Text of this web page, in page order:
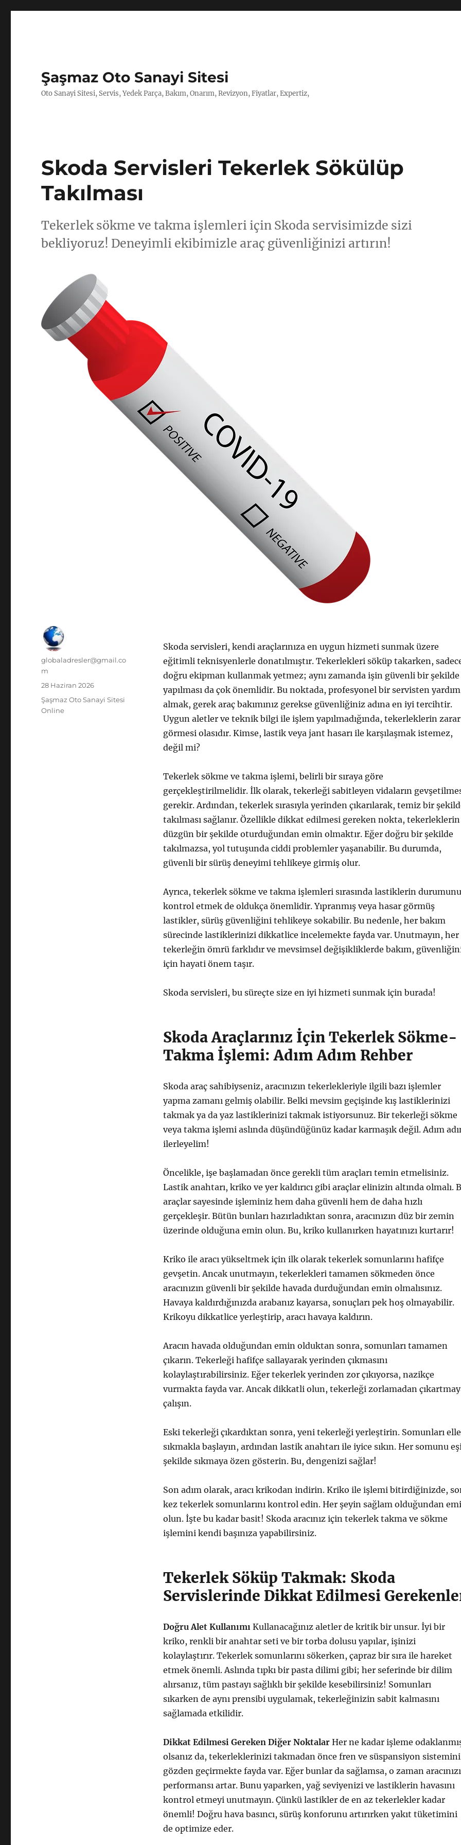
Şaşmaz Oto Sanayi Sitesi
Oto Sanayi Sitesi, Servis, Yedek Parça, Bakım, Onarım, Revizyon, Fiyatlar, Expertiz,
Skoda Servisleri Tekerlek Sökülüp
Takılması
Tekerlek sökme ve takma işlemleri için Skoda servisimizde sizi
bekliyoruz! Deneyimli ekibimizle araç güvenliğinizi artırın!
Skoda servisleri, kendi araçlarınıza en uygun hizmeti sunmak üzere
eğitimli teknisyenlerle donatılmıştır. Tekerlekleri söküp takarken,
doğru ekipman kullanmak yetmez; aynı zamanda işin güvenli bir şekilde
yapılması da çok önemlidir. Bu noktada, profesyonel bir servisten yardım
almak, gerek araç bakımınız gerekse güvenliğiniz adına en iyi tercihtir.
Uygun aletler ve teknik bilgi ile işlem yapılmadığında, tekerleklerin zarar
görmesi olasıdır. Kimse, lastik veya jant hasarı ile karşılaşmak istemez,
değil mi?
Tekerlek sökme ve takma işlemi, belirli bir sıraya göre
gerçekleştirilmelidir. İlk olarak, tekerleği sabitleyen vidaların
gerekir. Ardından, tekerlek sırasıyla yerinden çıkarılarak, temiz bir
takılması sağlanır. Özellikle dikkat edilmesi gereken nokta, tekerleklerin
düzgün bir şekilde oturduğundan emin olmaktır. Eğer doğru bir şekilde
takılmazsa, yol tutuşunda ciddi problemler yaşanabilir. Bu durumda,
güvenli bir sürüş deneyimi tehlikeye girmiş olur.
Ayrıca, tekerlek sökme ve takma işlemleri sırasında lastiklerin durumunu
kontrol etmek de oldukça önemlidir. Yıpranmış veya hasar görmüş
lastikler, sürüş güvenliğini tehlikeye sokabilir. Bu nedenle, her bakım
sürecinde lastiklerinizi dikkatlice incelemekte fayda var. Unutmayın, her
tekerleğin ömrü farklıdır ve mevsimsel değişikliklerde bakım,
için hayati önem taşır.
Skoda servisleri, bu süreçte size en iyi hizmeti sunmak için burada!
Skoda Araçlarınız İçin Tekerlek Sökme-
Takma İşlemi: Adım Adım Rehber
Skoda araç sahibiyseniz, aracınızın tekerlekleriyle ilgili bazı işlemler
yapma zamanı gelmiş olabilir. Belki mevsim geçişinde kış lastiklerinizi
takmak ya da yaz lastiklerinizi takmak istiyorsunuz. Bir tekerleği sökme
veya takma işlemi aslında düşündüğünüz kadar karmaşık değil. Adım
ilerleyelim!
Öncelikle, işe başlamadan önce gerekli tüm araçları temin etmelisiniz.
Lastik anahtarı, kriko ve yer kaldırıcı gibi araçlar elinizin altında olmalı.
araçlar sayesinde işleminiz hem daha güvenli hem de daha hızlı
gerçekleşir. Bütün bunları hazırladıktan sonra, aracınızın düz bir zemin
üzerinde olduğuna emin olun. Bu, kriko kullanırken hayatınızı kurtarır!
Kriko ile aracı yükseltmek için ilk olarak tekerlek somunlarını hafifçe
gevşetin. Ancak unutmayın, tekerlekleri tamamen sökmeden önce
aracınızın güvenli bir şekilde havada durduğundan emin olmalısınız.
Havaya kaldırdığınızda arabanız kayarsa, sonuçları pek hoş olmayabilir.
Krikoyu dikkatlice yerleştirip, aracı havaya kaldırın.
Aracın havada olduğundan emin olduktan sonra, somunları tamamen
çıkarın. Tekerleği hafifçe sallayarak yerinden çıkmasını
kolaylaştırabilirsiniz. Eğer tekerlek yerinden zor çıkıyorsa, nazikçe
vurmakta fayda var. Ancak dikkatli olun, tekerleği zorlamadan
çalışın.
Eski tekerleği çıkardıktan sonra, yeni tekerleği yerleştirin. Somunları elle
sıkmakla başlayın, ardından lastik anahtarı ile iyice sıkın. Her somunu
şekilde sıkmaya özen gösterin. Bu, dengenizi sağlar!
Son adım olarak, aracı krikodan indirin. Kriko ile işlemi bitirdiğinizde,
kez tekerlek somunlarını kontrol edin. Her şeyin sağlam olduğundan
olun. İşte bu kadar basit! Skoda aracınız için tekerlek takma ve sökme
işlemini kendi başınıza yapabilirsiniz.
Tekerlek Söküp Takmak: Skoda
Servislerinde Dikkat Edilmesi
Doğru Alet KullanımıKullanacağınız aletler de kritik bir unsur. İyi bir
kriko, renkli bir anahtar seti ve bir torba dolusu yapılar, işinizi
kolaylaştırır. Tekerlek somunlarını sökerken, çapraz bir sıra ile hareket
etmek önemli. Aslında tıpkı bir pasta dilimi gibi; her seferinde bir dilim
alırsanız, tüm pastayı sağlıklı bir şekilde kesebilirsiniz! Somunları
sıkarken de aynı prensibi uygulamak, tekerleğinizin sabit kalmasını
sağlamada etkilidir.
Dikkat Edilmesi Gereken Diğer NoktalarHer ne kadar işleme
olsanız da, tekerleklerinizi takmadan önce fren ve süspansiyon sistemini
gözden geçirmekte fayda var. Eğer bunlar da sağlamsa, o zaman
performansı artar. Bunu yaparken, yağ seviyenizi ve lastiklerin havasını
kontrol etmeyi unutmayın. Çünkü lastikler de en az tekerlekler kadar
önemli! Doğru hava basıncı, sürüş konforunu artırırken yakıt tüketimini
de optimize eder.
Yazar
globaladresler@gmail.co
m
Yayın
28 Haziran 2026
Kategoriler
Şaşmaz Oto Sanayi Sitesi
Online